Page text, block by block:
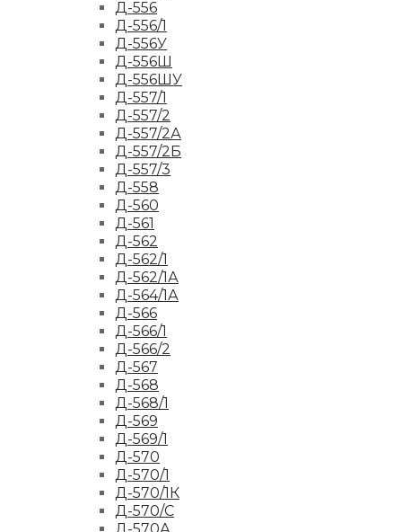
Д-556
Д-556/1
Д-556У
Д-556Ш
Д-556ШУ
Д-557/1
Д-557/2
Д-557/2А
Д-557/2Б
Д-557/3
Д-558
Д-560
Д-561
Д-562
Д-562/1
Д-562/1А
Д-564/1А
Д-566
Д-566/1
Д-566/2
Д-567
Д-568
Д-568/1
Д-569
Д-569/1
Д-570
Д-570/1
Д-570/1К
Д-570/С